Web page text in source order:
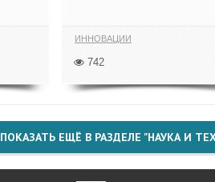
ИННОВАЦИИ
742
ПОКАЗАТЬ ЕЩЁ В РАЗДЕЛЕ "НАУКА И